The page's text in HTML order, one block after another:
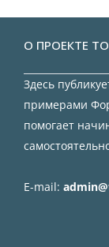
О ПРОЕКТЕ
Здесь
примерами
помогает
E-mail: